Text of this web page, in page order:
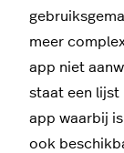
meer
app niet
staat een lijst
app waarbij
ook